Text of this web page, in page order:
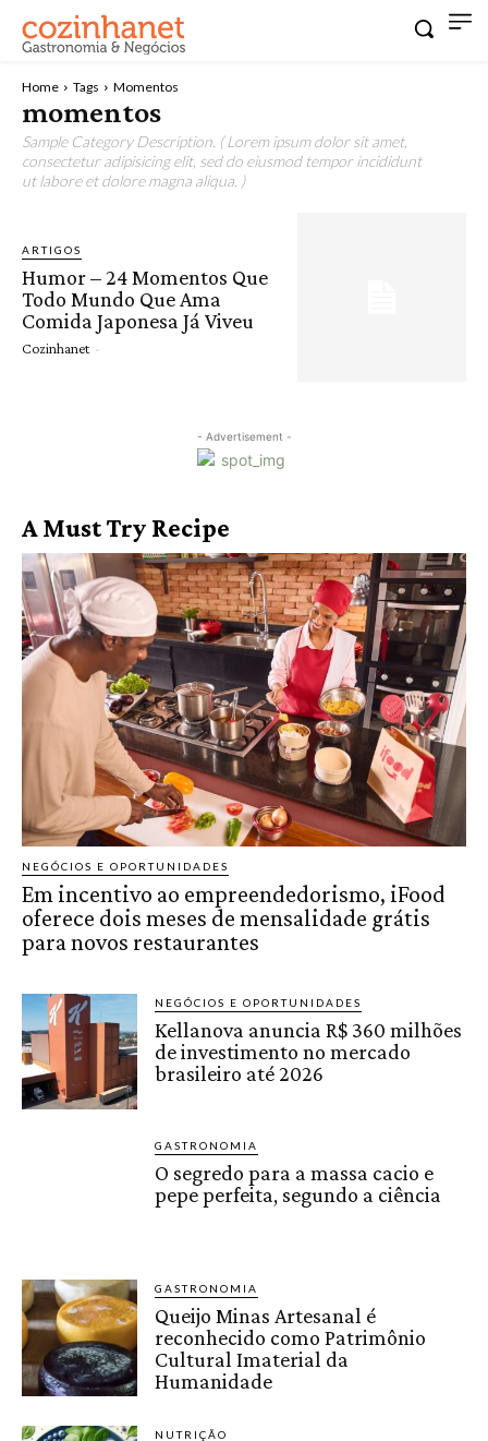
Home Tags Momentos
momentos
Sample Category Description. ( Lorem ipsum dolor sit amet,
consectetur adipisicing elit, sed do eiusmod tempor incididunt
ut labore et dolore magna aliqua. )
ARTIGOS
Humor – 24 Momentos Que
Todo Mundo Que Ama
Comida Japonesa Já Viveu
Cozinhanet -
- Advertisement -
A Must Try Recipe
NEGÓCIOS E OPORTUNIDADES
Em incentivo ao empreendedorismo, iFood
oferece dois meses de mensalidade grátis
para novos restaurantes
NEGÓCIOS E OPORTUNIDADES
Kellanova anuncia R$ 360 milhões
de investimento no mercado
brasileiro até 2026
GASTRONOMIA
O segredo para a massa cacio e
pepe perfeita, segundo a ciência
GASTRONOMIA
Queijo Minas Artesanal é
reconhecido como Patrimônio
Cultural Imaterial da
Humanidade
NUTRIÇÃO